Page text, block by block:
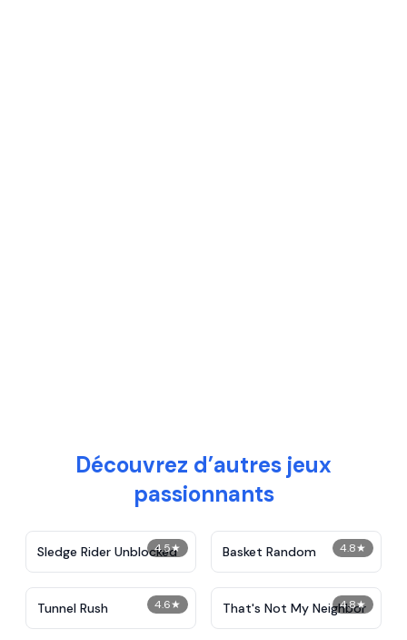
Découvrez d’autres jeux
passionnants
4.5★
Sledge Rider Unblocked 4.8★
Basket Random
4.6★
Tunnel Rush 4.8★
That's Not My Neighbor